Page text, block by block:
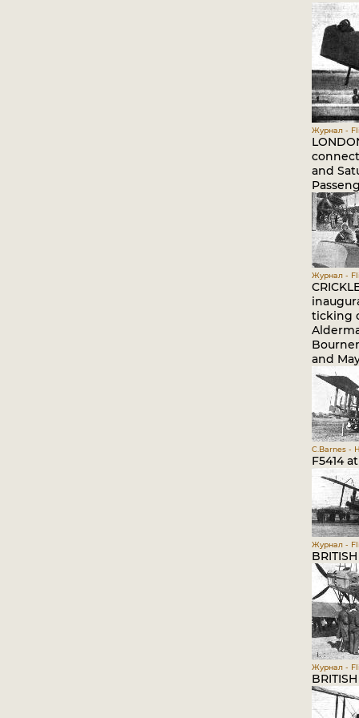
Журнал -
and
Журнал -
ticking
and
C.Barnes -
F5414
Журнал -
Журнал -